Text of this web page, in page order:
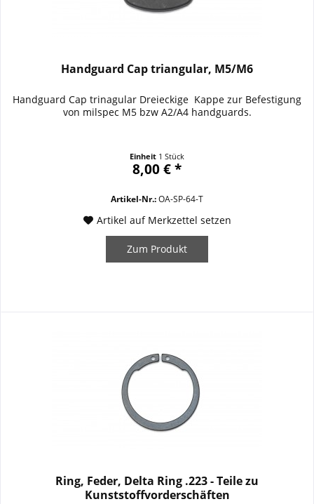
Handguard Cap triangular, M5/M6
Handguard Cap trinagular Dreieckige Kappe zur Befestigung
von milspec M5 bzw A2/A4 handguards.
Einheit 1 Stück
8,00 € *
Artikel-Nr.:OA-SP-64-T
Artikel auf Merkzettel setzen
Zum Produkt
Ring, Feder, Delta Ring .223 - Teile zu
Kunststoffvorderschäften